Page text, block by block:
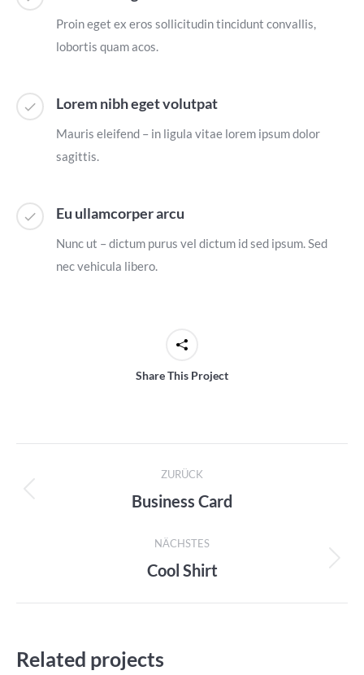
Proin eget ex eros sollicitudin tincidunt convallis,
lobortis quam acos.
Lorem nibh eget volutpat
Mauris eleifend – in ligula vitae lorem ipsum dolor
sagittis.
Eu ullamcorper arcu
Nunc ut – dictum purus vel dictum id sed ipsum. Sed
nec vehicula libero.
Share This Project
navigation
ZURÜCK
Previous
Business Card
NÄCHSTES
Next
Cool Shirt
Related projects